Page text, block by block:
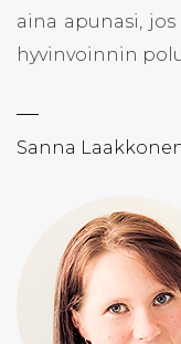
aina apunasi,
hyvinvoinnin
—
Sanna